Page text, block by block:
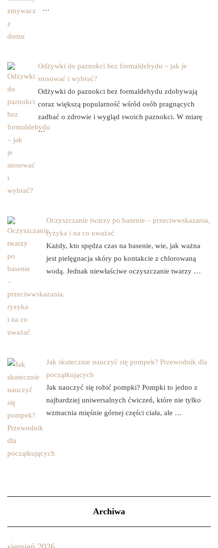
…
Odżywki do paznokci bez formaldehydu – jak je
stosować i wybrać?
Odżywki do paznokci bez formaldehydu zdobywają
coraz większą popularność wśród osób pragnących
zadbać o zdrowie i wygląd swoich paznokci. W miarę
…
Oczyszczanie twarzy po basenie – przeciwwskazania,
ryzyka i na co uważać
Każdy, kto spędza czas na basenie, wie, jak ważna
jest pielęgnacja skóry po kontakcie z chlorowaną
wodą. Jednak niewłaściwe oczyszczanie twarzy …
Jak skutecznie nauczyć się pompek? Przewodnik dla
początkujących
Jak nauczyć się robić pompki? Pompki to jedno z
najbardziej uniwersalnych ćwiczeń, które nie tylko
wzmacnia mięśnie górnej części ciała, ale …
Archiwa